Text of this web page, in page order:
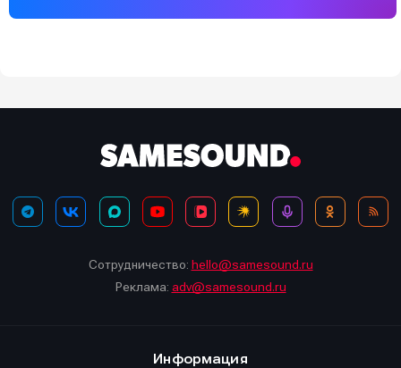
Сотрудничество: hello@samesound.ru
Реклама: adv@samesound.ru
Информация